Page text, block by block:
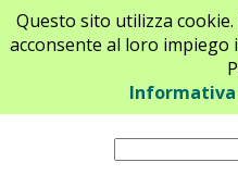
Questo sito utilizza
acconsente al loro
Informativa
Chi siamo